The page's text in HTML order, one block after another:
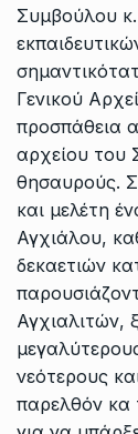
Συμβούλου
Γενικού
προσπάθεια
αρχείου του
θησαυρούς.
και μελέτη
Αγχιάλου,
δεκαετιών
Αγχιαλιτών,
νεότερους
παρελθόν κα